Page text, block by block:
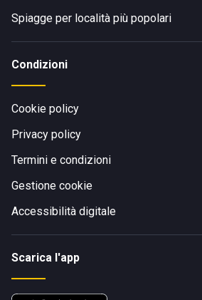
Spiagge per località più popolari
Condizioni
Cookie policy
Privacy policy
Termini e condizioni
Gestione cookie
Accessibilità digitale
Scarica l'app